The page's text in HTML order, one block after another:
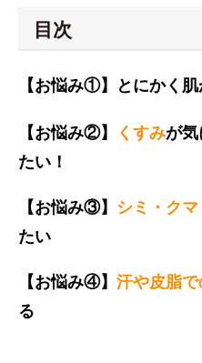
目次
【お悩み①】とにかく
【お悩み②】 くすみが
たい！
【お悩み③】 シミ・ク
たい
【お悩み④】 汗や皮脂
る